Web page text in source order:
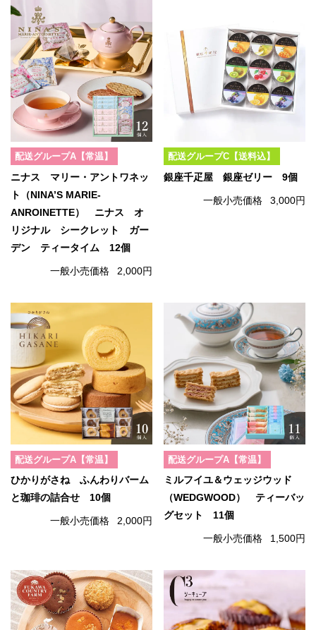
配送グループA【常温】
ニナス マリー・アントワネッ
ト（NINA’S MARIE-
ANROINETTE） ニナス オ
リジナル シークレット ガー
デン ティータイム 12個
一般小売価格 2,000円
配送グループC【送料込】
銀座千疋屋 銀座ゼリー 9個
一般小売価格 3,000円
配送グループA【常温】
ひかりがさね ふんわりバーム
と珈琲の詰合せ 10個
一般小売価格 2,000円
配送グループA【常温】
ミルフイユ＆ウェッジウッド
（WEDGWOOD） ティーバッ
グセット 11個
一般小売価格 1,500円